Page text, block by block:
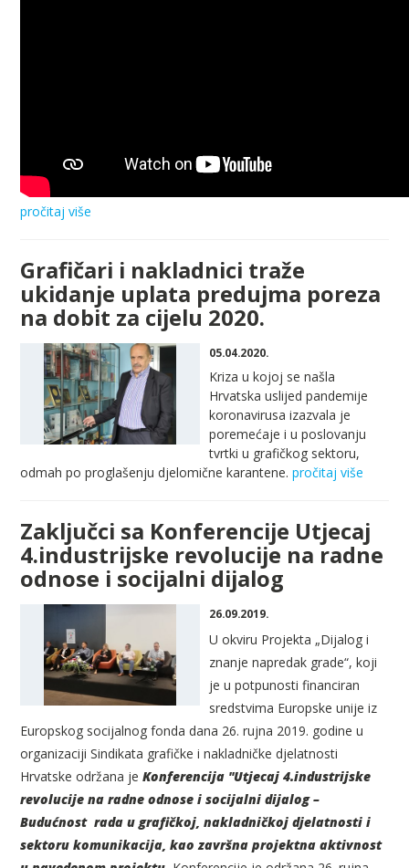
pročitaj više
Grafičari i nakladnici traže
ukidanje uplata predujma poreza
na dobit za cijelu 2020.
05.04.2020.
Kriza u kojoj se našla
Hrvatska uslijed pandemije
koronavirusa izazvala je
poremećaje i u poslovanju
tvrtki u grafičkog sektoru,
odmah po proglašenju djelomične karantene. pročitaj više
Zaključci sa Konferencije Utjecaj
4.industrijske revolucije na radne
odnose i socijalni dijalog
26.09.2019.
U okviru Projekta „Dijalog i
znanje napredak grade“, koji
je u potpunosti financiran
sredstvima Europske unije iz
Europskog socijalnog fonda dana 26. rujna 2019. godine u
organizaciji Sindikata grafičke i nakladničke djelatnosti
Hrvatske održana je Konferencija "Utjecaj 4.industrijske
revolucije na radne odnose i socijalni dijalog –
Budućnost rada u grafičkoj, nakladničkoj djelatnosti i
sektoru komunikacija, kao završna projektna aktivnost